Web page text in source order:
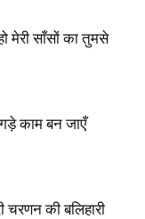
मेरी साँसों का तुमसे
काम बन जाएँ
चरणन की बलिहारी